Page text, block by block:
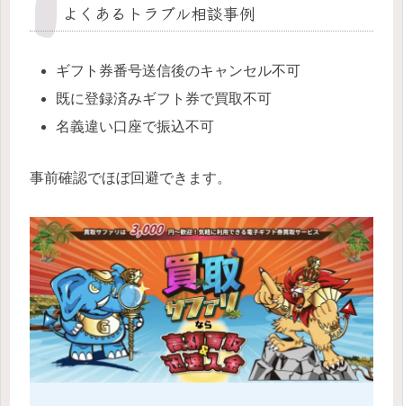
よくあるトラブル相談事例
ギフト券番号送信後のキャンセル不可
既に登録済みギフト券で買取不可
名義違い口座で振込不可
事前確認でほぼ回避できます。